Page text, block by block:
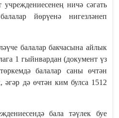
учреждениесенең ничә сәгать
йөрүенә нигезләнеп
балалар бакчасына айлык
1 гыйнвардан (документ үз
балалар саны өчтән
әгәр дә өчтән ким булса 1512
бала тәүлек буе